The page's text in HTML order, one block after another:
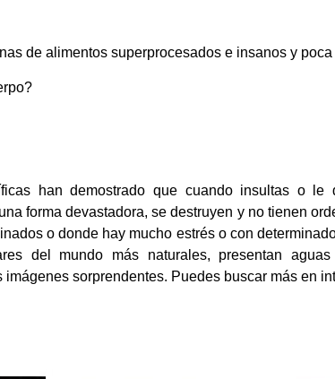
de alimentos superprocesados e insanos y
han demostrado que cuando insultas o
forma devastadora, se destruyen y no tienen
o donde hay mucho estrés o con
del mundo más naturales, presentan
sorprendentes. Puedes buscar más en